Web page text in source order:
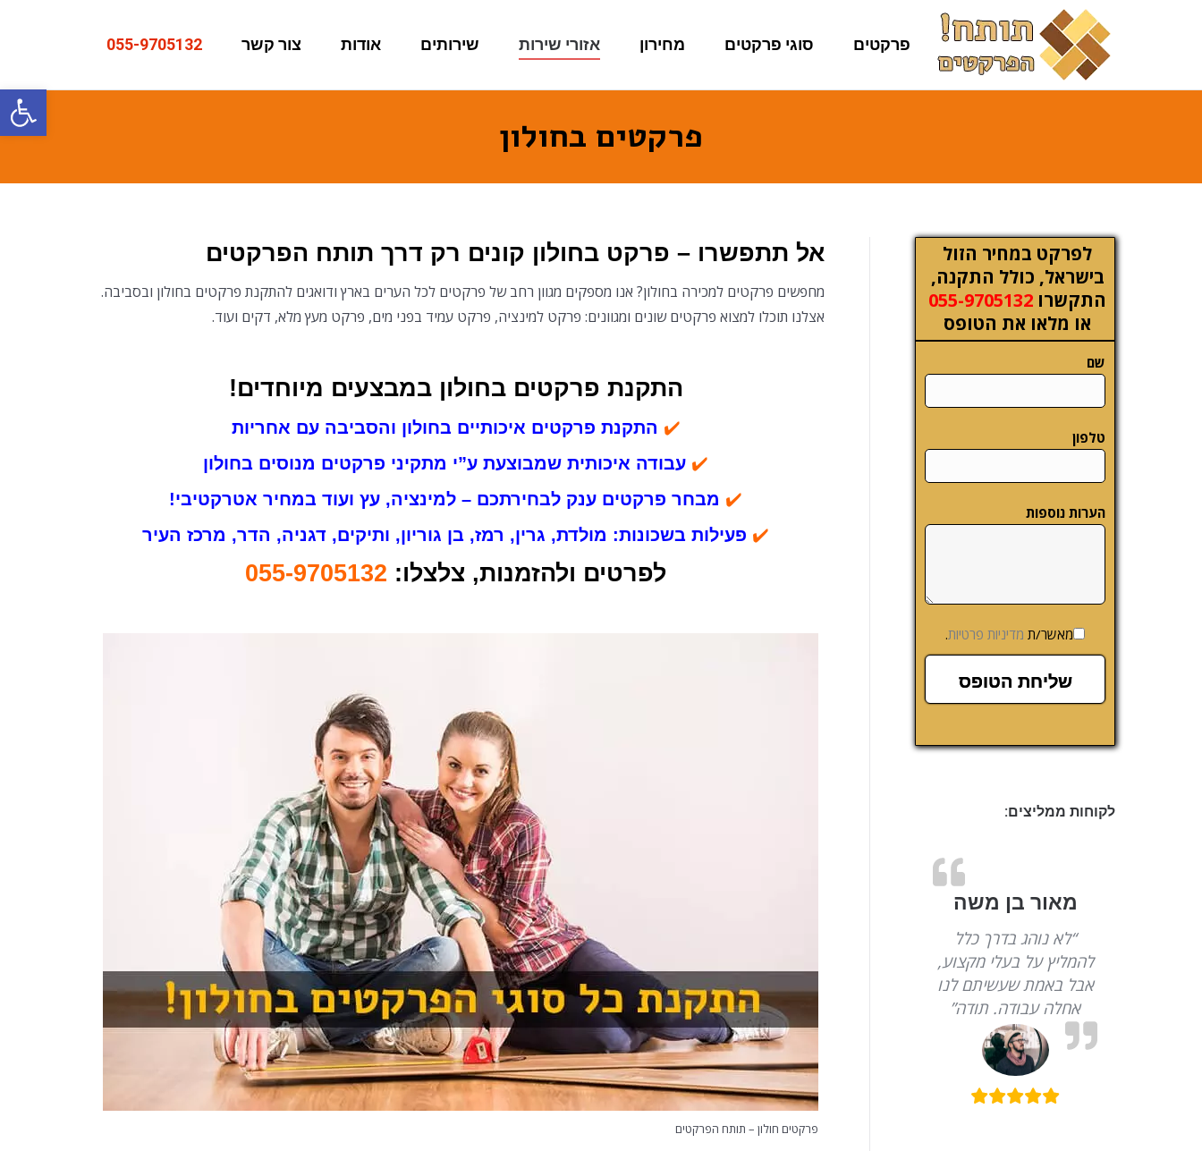
פתח
פרקטים סוגי פרקטים מחירון אזורי שירות שירותים אודות צור קשר 055-9705132
פרקטים בחולון
אל תתפשרו – פרקט בחולון קונים רק דרך תותח הפרקטים
מחפשים פרקטים למכירה בחולון? אנו מספקים מגוון רחב של פרקטים לכל הערים בארץ ודואגים להתקנת פרקטים בחולון ובסביבה.
אצלנו תוכלו למצוא פרקטים שונים ומגוונים: פרקט למינציה, פרקט עמיד בפני מים, פרקט מעץ מלא, דקים ועוד.
התקנת פרקטים בחולון במבצעים מיוחדים!
✔️ התקנת פרקטים איכותיים בחולון והסביבה עם אחריות
✔️ עבודה איכותית שמבוצעת ע”י מתקיני פרקטים מנוסים בחולון
✔️ מבחר פרקטים ענק לבחירתכם – למינציה, עץ ועוד במחיר אטרקטיבי!
✔️ פעילות בשכונות: מולדת, גרין, רמז, בן גוריון, ותיקים, דגניה, הדר, מרכז העיר
לפרטים ולהזמנות, צלצלו: 055-9705132
פרקטים חולון – תותח הפרקטים
לפרקט במחיר הזול
בישראל, כולל התקנה,
התקשרו 055-9705132
או מלאו את הטופס
שם
טלפון
הערות נוספות
מאשר/ת מדיניות פרטיות.
לקוחות ממליצים:
מאור בן משה
“לא נוהג בדרך כלל
להמליץ על בעלי מקצוע,
אבל באמת שעשיתם לנו
אחלה עבודה. תודה”